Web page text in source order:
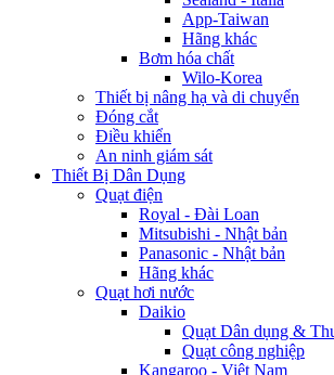
App-Taiwan
Hãng khác
Bơm hóa chất
Wilo-Korea
Thiết bị nâng hạ và di chuyển
Đóng cắt
Điều khiển
An ninh giám sát
Thiết Bị Dân Dụng
Quạt điện
Royal - Đài Loan
Mitsubishi - Nhật bản
Panasonic - Nhật bản
Hãng khác
Quạt hơi nước
Daikio
Quạt Dân dụng &
Quạt công nghiệp
Kangaroo - Việt Nam